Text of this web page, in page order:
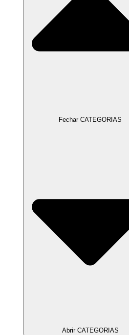
Fechar CATEGORIAS
Abrir CATEGORIAS